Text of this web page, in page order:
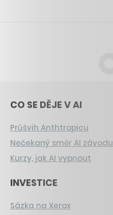
CO SE DĚJE V AI
Průšvih Anthtropicu
Nečekaný směr AI závodu
Kurzy, jak AI vypnout
INVESTICE
Sázka na Xerox